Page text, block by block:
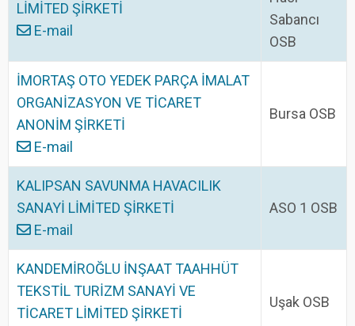
LİMİTED ŞİRKETİ
E-mail
Sabancı
OSB
İMORTAŞ OTO YEDEK PARÇA İMALAT
ORGANİZASYON VE TİCARET
ANONİM ŞİRKETİ
E-mail
Bursa OSB
KALIPSAN SAVUNMA HAVACILIK
SANAYİ LİMİTED ŞİRKETİ
E-mail
ASO 1 OSB
KANDEMİROĞLU İNŞAAT TAAHHÜT
TEKSTİL TURİZM SANAYİ VE
TİCARET LİMİTED ŞİRKETİ
Uşak OSB